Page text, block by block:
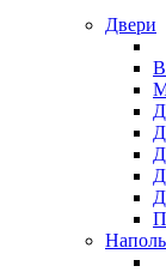
Двери